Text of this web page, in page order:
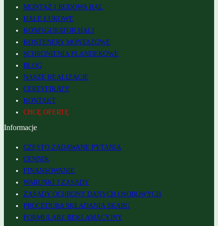
MONTAŻ I BUDOWA HAL
HALE ŁUKOWE
KONFIGURATOR HALI
KONTENERY MONTAŻOWE
SCHRONIENIA PLANDEKOWE
BLOG
NASZE REALIZACJE
CERTYFIKATY
KONTAKT
CHCĘ OFERTĘ
Informacje
CZĘSTO ZADAWANE PYTANIA
CENNIK
FINANSOWANIE
WARUNKI I ZASADY
ZASADY OCHRONY DANYCH OSOBOWYCH
PROCEDURA SKŁADANIA SKARG
FORMULARZ REKLAMACYJNY